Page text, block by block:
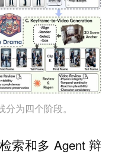
为四个阶段。
索和多 Agent 辩